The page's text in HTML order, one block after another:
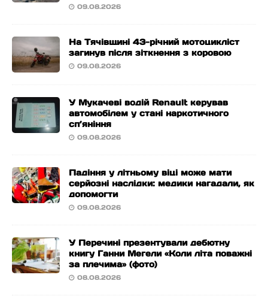
09.08.2026
На Тячівщині 43-річний мотоцикліст
загинув після зіткнення з коровою
09.08.2026
У Мукачеві водій Renault керував
автомобілем у стані наркотичного
сп’яніння
09.08.2026
Падіння у літньому віці може мати
серйозні наслідки: медики нагадали, як
допомогти
09.08.2026
У Перечині презентували дебютну
книгу Ганни Мегели «Коли літа поважні
за плечима» (фото)
08.08.2026